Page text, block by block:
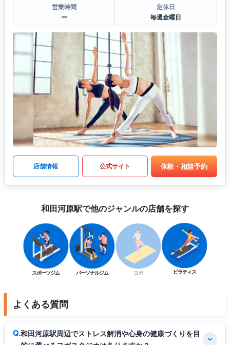
営業時間
ー
定休日
毎週金曜日
店舗情報 公式サイト 体験・相談予約
和田河原駅で他のジャンルの店舗を探す
スポーツジム パーソナルジム ヨガ ピラティス
よくある質問
和田河原駅周辺でストレス解消や心身の健康づくりを目